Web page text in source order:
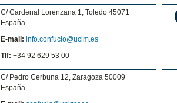
C/ Cardenal Lorenzana 1, Toledo 45071
España
E-mail: info.confucio@uclm.es
Tlf: +34 92 629 53 00
C/ Pedro Cerbuna 12, Zaragoza 50009
España